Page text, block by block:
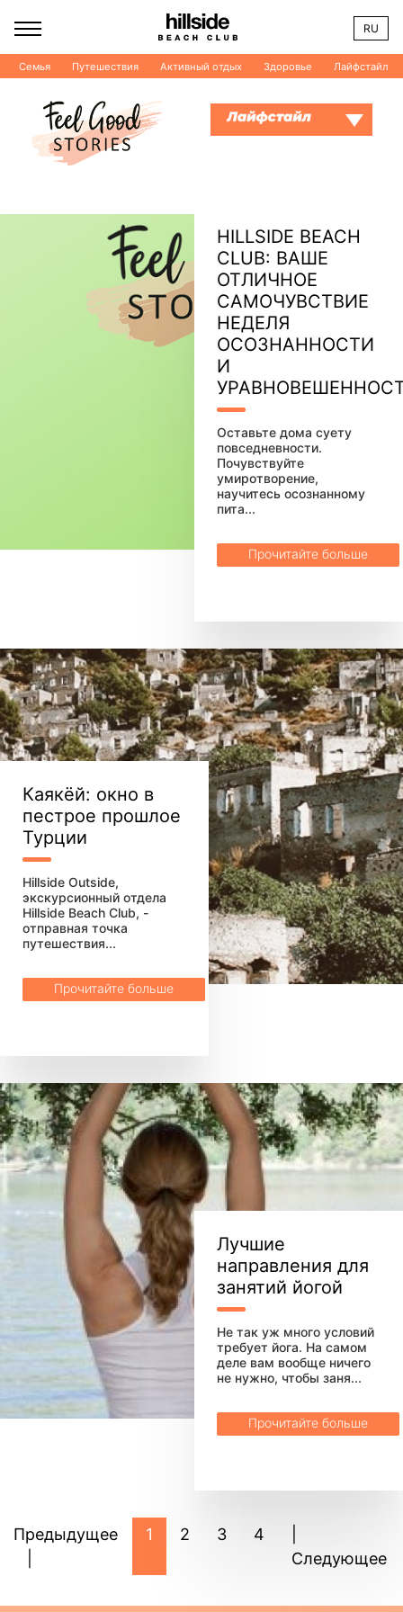
RU
Семья Путешествия Активный отдых Здоровье Лайфстайл
HILLSIDE BEACH
CLUB: ВАШЕ
ОТЛИЧНОЕ
САМОЧУВСТВИЕ
НЕДЕЛЯ
ОСОЗНАННОСТИ
И
Оставьте дома суету
повседневности.
Почувствуйте
умиротворение,
научитесь осознанному
пита...
Прочитайте больше
Каякёй: окно в
пестрое прошлое
Турции
Hillside Outside,
экскурсионный отдела
Hillside Beach Club, -
отправная точка
путешествия...
Прочитайте больше
Лучшие
направления для
занятий йогой
Не так уж много условий
требует йога. На самом
деле вам вообще ничего
не нужно, чтобы заня...
Прочитайте больше
Предыдущее
1 2 3 4
Следующее